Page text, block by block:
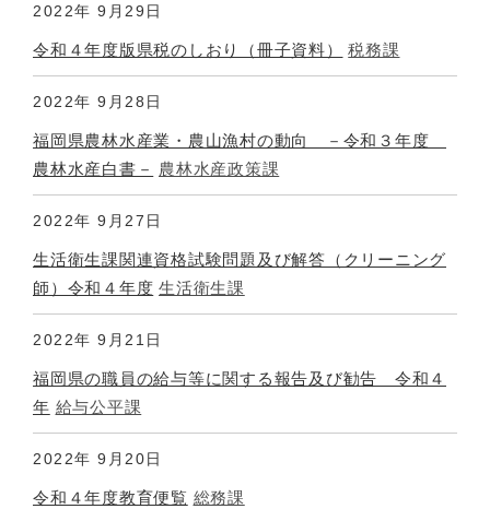
2022年 9月29日
令和４年度版県税のしおり（冊子資料） 税務課
2022年 9月28日
福岡県農林水産業・農山漁村の動向 －令和３年度
農林水産白書－ 農林水産政策課
2022年 9月27日
生活衛生課関連資格試験問題及び解答（クリーニング
師）令和４年度 生活衛生課
2022年 9月21日
福岡県の職員の給与等に関する報告及び勧告 令和４
年 給与公平課
2022年 9月20日
令和４年度教育便覧 総務課